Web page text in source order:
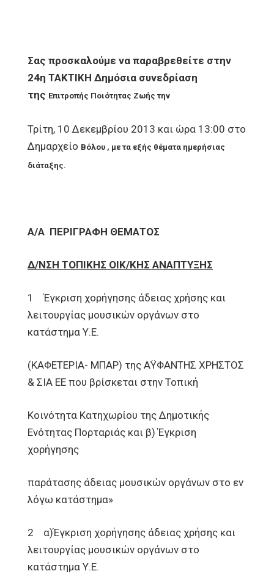
Σας προσκαλούμε να παραβρεθείτε στην
24η ΤΑΚΤΙΚΗ Δημόσια συνεδρίαση
της Επιτροπής Ποιότητας Ζωής την
Τρίτη, 10 Δεκεμβρίου 2013 και ώρα 13:00 στο
Δημαρχείο Βόλου , με τα εξής θέματα ημερήσιας
διάταξης.
Α/Α ΠΕΡΙΓΡΑΦΗ ΘΕΜΑΤΟΣ
Δ/ΝΣΗ ΤΟΠΙΚΗΣ ΟΙΚ/ΚΗΣ ΑΝΑΠΤΥΞΗΣ
1 Έγκριση χορήγησης άδειας χρήσης και
λειτουργίας μουσικών οργάνων στο
κατάστημα Υ.Ε.
(ΚΑΦΕΤΕΡΙΑ- ΜΠΑΡ) της ΑΫΦΑΝΤΗΣ ΧΡΗΣΤΟΣ
& ΣΙΑ ΕΕ που βρίσκεται στην Τοπική
Κοινότητα Κατηχωρίου της Δημοτικής
Ενότητας Πορταριάς και β) Έγκριση
χορήγησης
παράτασης άδειας μουσικών οργάνων στο εν
λόγω κατάστημα»
2 α)Έγκριση χορήγησης άδειας χρήσης και
λειτουργίας μουσικών οργάνων στο
κατάστημα Υ.Ε.